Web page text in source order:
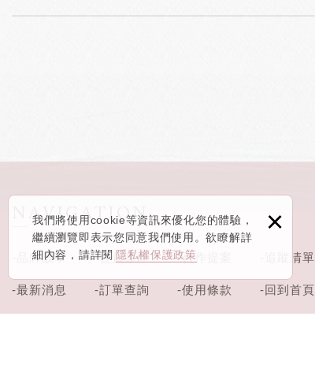
我們將使用cookie等資訊來優化您的體驗，
繼續瀏覽即表示您同意我們使用。欲瞭解詳
細內容，請詳閱 隱私權保護政策
×
-品牌故事
-最新消息
-會員專區
-訂單查詢
-合作提案
-使用條款
-追蹤清單
-回到首頁